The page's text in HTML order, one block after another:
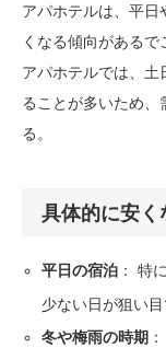
アパホテルは、平
くなる傾向がある
アパホテルでは、土
ることが多いため
る。
具体的に安く
平日の宿泊 ： 特
少ない日が狙い目
冬や梅雨の時期